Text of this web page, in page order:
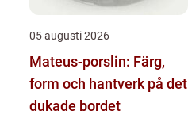
05 augusti 2026
Mateus-porslin: Färg,
form och hantverk på det
dukade bordet